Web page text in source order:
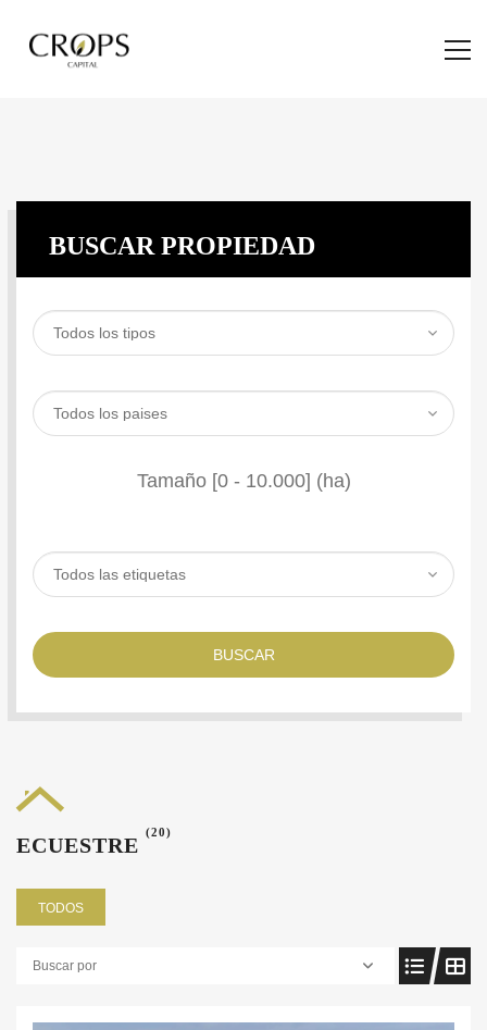
BUSCAR PROPIEDAD
Tamaño [0- 10.000] (ha)
BUSCAR
ECUESTRE
(20)
TODOS
Buscar por